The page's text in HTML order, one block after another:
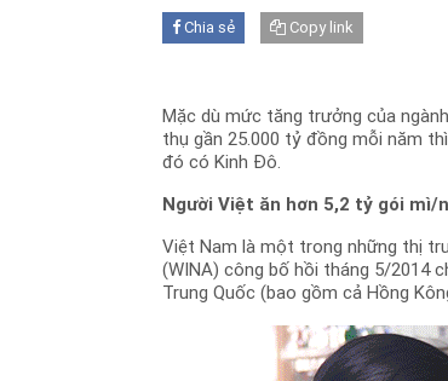
Chia sẻ Copy link
Mặc dù mức tăng trưởng của
thụ gần 25.000 tỷ đồng mỗi năm
đó có Kinh Đô.
Người Việt ăn hơn 5,2 tỷ gói mì/
Việt Nam là một trong những thị
(WINA) công bố hồi tháng 5/2014
Trung Quốc (bao gồm cả Hồng